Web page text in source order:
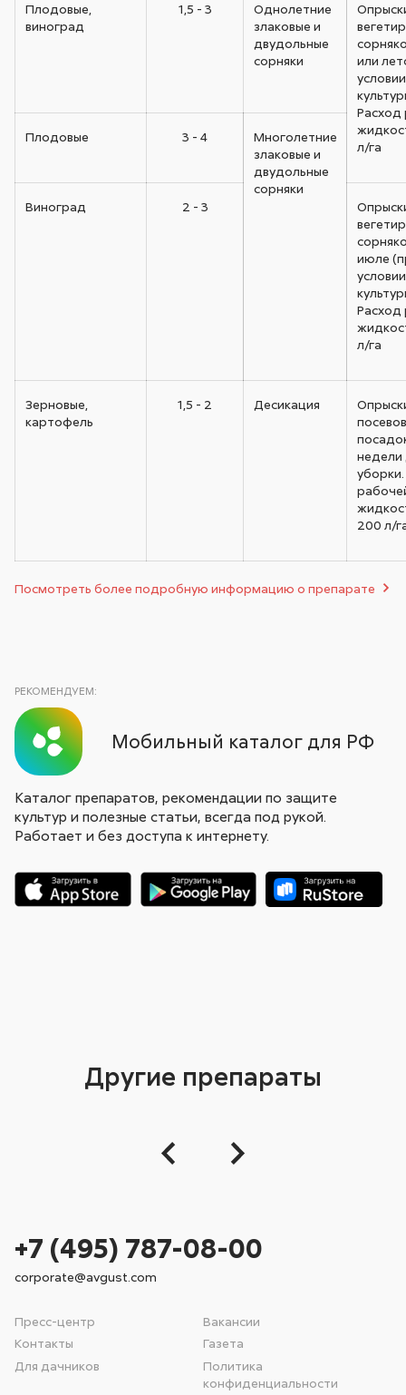
Плодовые,
виноград
1,5 - 3
Однолетние
злаковые и
двудольные
сорняки
или
Расход
л/га
Плодовые 3 - 4
Многолетние
злаковые и
двудольные
сорняки
Виноград
2 - 3
июле
Расход
л/га
Зерновые,
картофель
1,5 - 2 Десикация
недели
200 л/
Посмотреть более подробную информацию о препарате
РЕКОМЕНДУЕМ:
Мобильный каталог для РФ
Каталог препаратов, рекомендации по защите
культур и полезные статьи, всегда под рукой.
Работает и без доступа к интернету.
Другие препараты
Пресс-центр
Вакансии
Контакты
Газета
Для дачников
Политика
конфиденциальности
+7 (495) 787-08-00
corporate@avgust.com